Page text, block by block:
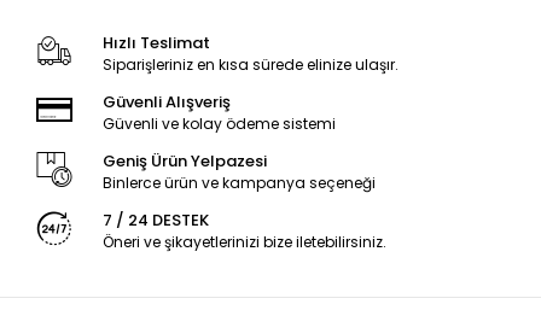
Hızlı Teslimat
Siparişleriniz en kısa sürede elinize ulaşır.
Güvenli Alışveriş
Güvenli ve kolay ödeme sistemi
Geniş Ürün Yelpazesi
Binlerce ürün ve kampanya seçeneği
7 / 24 DESTEK
Öneri ve şikayetlerinizi bize iletebilirsiniz.